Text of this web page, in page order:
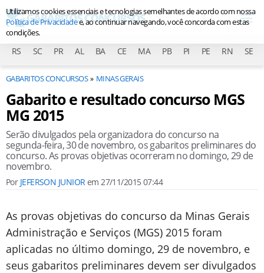
RS SC PR AL BA CE MA PB PI PE RN SE
GABARITOS CONCURSOS MINAS GERAIS
Gabarito e resultado concurso MGS
MG 2015
Serão divulgados pela organizadora do concurso na
segunda-feira, 30 de novembro, os gabaritos preliminares do
concurso. As provas objetivas ocorreram no domingo, 29 de
novembro.
Por JEFERSON JUNIORem27/11/2015 07:44
As provas objetivas do concurso da Minas Gerais
Administração e Serviços (MGS) 2015 foram
aplicadas no último domingo, 29 de novembro, e
seus gabaritos preliminares devem ser divulgados
Utilizamos cookies essenciais e tecnologias semelhantes de acordo com nossa
Política de Privacidadee, ao continuar navegando, você concorda com estas
condições.